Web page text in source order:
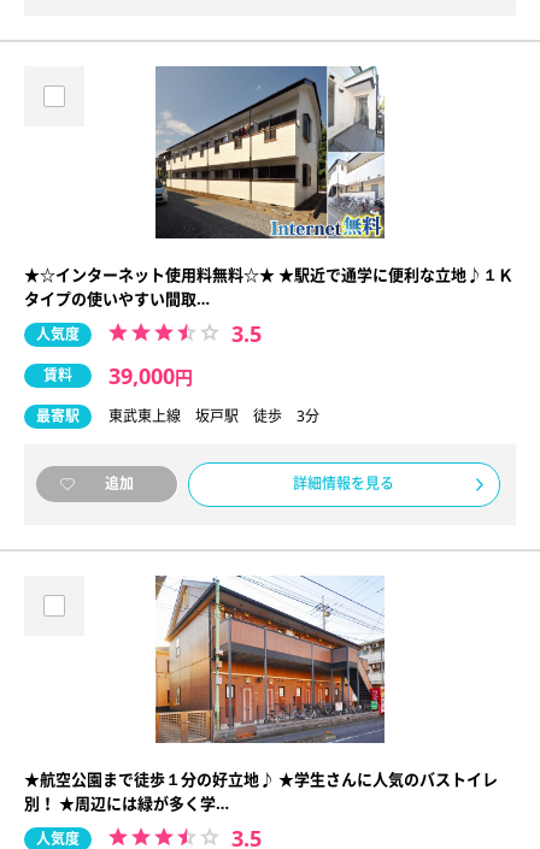
★☆インターネット使用料無料☆★ ★駅近で通学に便利な立地♪１Ｋ
タイプの使いやすい間取…
人気度 3.5
賃料 39,000円
最寄駅 東武東上線 坂戸駅 徒歩 3分
追加 詳細情報を見る
★航空公園まで徒歩１分の好立地♪ ★学生さんに人気のバストイレ
別！ ★周辺には緑が多く学…
人気度 3.5